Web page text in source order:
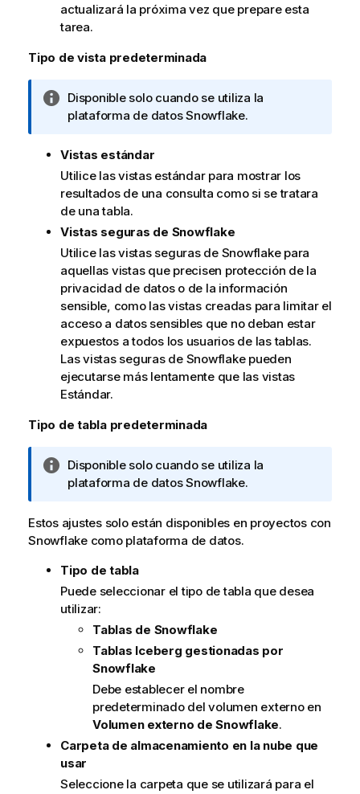
actualizará la próxima vez que prepare esta
tarea.
Tipo de vista predeterminada
N
o
a
i
r
m
a
t
i
v
a
Disponible solo cuando se utiliza la
plataforma de datos Snowflake.
Vistas estándar
Utilice las vistas estándar para mostrar los
resultados de una consulta como si se tratara
de una tabla.
Vistas seguras de Snowflake
Utilice las vistas seguras de Snowflake para
aquellas vistas que precisen protección de la
privacidad de datos o de la información
sensible, como las vistas creadas para limitar el
acceso a datos sensibles que no deban estar
expuestos a todos los usuarios de las tablas.
Las vistas seguras de Snowflake pueden
ejecutarse más lentamente que las vistas
Estándar.
Tipo de tabla predeterminada
N
o
a
i
f
o
r
Disponible solo cuando se utiliza la
plataforma de datos Snowflake.
Estos ajustes solo están disponibles en proyectos con
Snowflake como plataforma de datos.
Tipo de tabla
Puede seleccionar el tipo de tabla que desea
utilizar:
Tablas de Snowflake
Tablas Iceberg gestionadas por
Snowflake
Debe establecer el nombre
predeterminado del volumen externo en
Volumen externo de Snowflake.
Carpeta de almacenamiento en la nube que
usar
Seleccione la carpeta que se utilizará para el